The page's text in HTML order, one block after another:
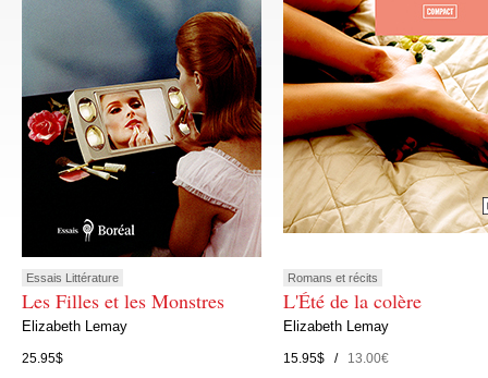
Essais Littérature
Les Filles et les Monstres
Elizabeth Lemay
25.95$
Romans et récits
L'Été de la colère
Elizabeth Lemay
15.95$ /13.00€